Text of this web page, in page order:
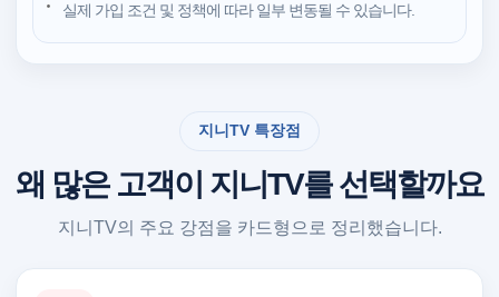
실제 가입 조건 및 정책에 따라 일부 변동될 수 있습니다.
지니TV 특장점
왜 많은 고객이 지니TV를 선택할까요
지니TV의 주요 강점을 카드형으로 정리했습니다.